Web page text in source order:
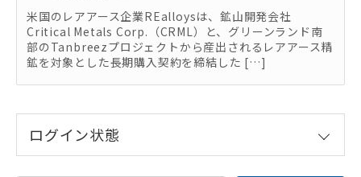
米国のレアアース企業REalloysは、鉱山開発会社
Critical Metals Corp.（CRML）と、グリーンランド南
部のTanbreezプロジェクトから産出されるレアアース精
鉱を対象とした長期購入契約を締結した […]
ログイン状態